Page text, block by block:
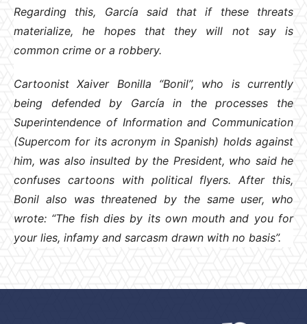
Regarding this, García said that if these threats
materialize, he hopes that they will not say is
common crime or a robbery.
Cartoonist Xaiver Bonilla “Bonil”, who is currently
being defended by García in the processes the
Superintendence of Information and Communication
(Supercom for its acronym in Spanish) holds against
him, was also insulted by the President, who said he
confuses cartoons with political flyers. After this,
Bonil also was threatened by the same user, who
wrote: “The fish dies by its own mouth and you for
your lies, infamy and sarcasm drawn with no basis”.